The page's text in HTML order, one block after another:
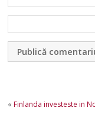
«Finlanda investeste in